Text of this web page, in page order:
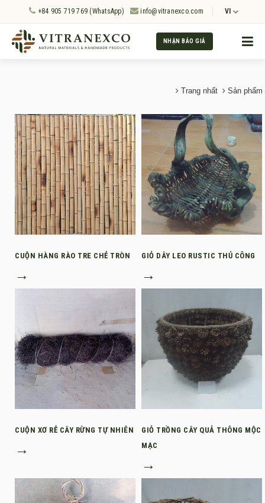
+84 905 719 769 (WhatsApp) info@vitranexco.com VI
NHẬN BÁO GIÁ
Trang nhất Sản phẩm
CUỘN HÀNG RÀO TRE CHẺ TRÒN
→
GIỎ DÂY LEO RUSTIC THỦ CÔNG
→
CUỘN XƠ RỄ CÂY RỪNG TỰ NHIÊN
→
GIỎ TRỒNG CÂY QUẢ THÔNG MỘC
MẠC
→